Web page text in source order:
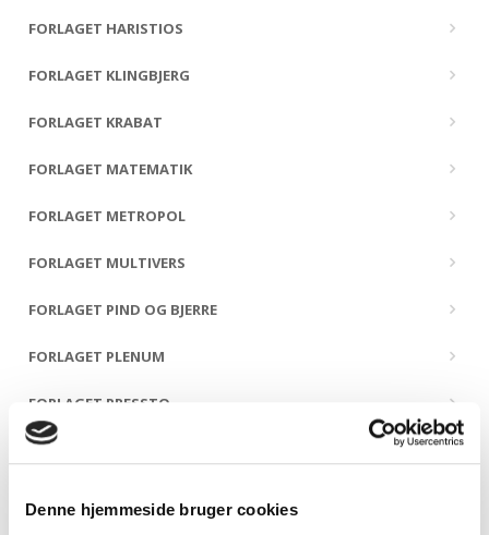
Denne hjemmeside bruger cookies
FORLAGET HARISTIOS
FORLAGET KLINGBJERG
FORLAGET KRABAT
FORLAGET MATEMATIK
FORLAGET METROPOL
FORLAGET MULTIVERS
FORLAGET PIND OG BJERRE
FORLAGET PLENUM
FORLAGET PRESSTO
FORLAGET PØHLER